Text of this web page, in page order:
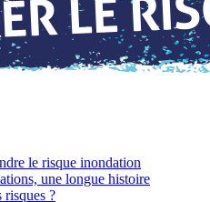
le risque inondation
une longue histoire
risques ?